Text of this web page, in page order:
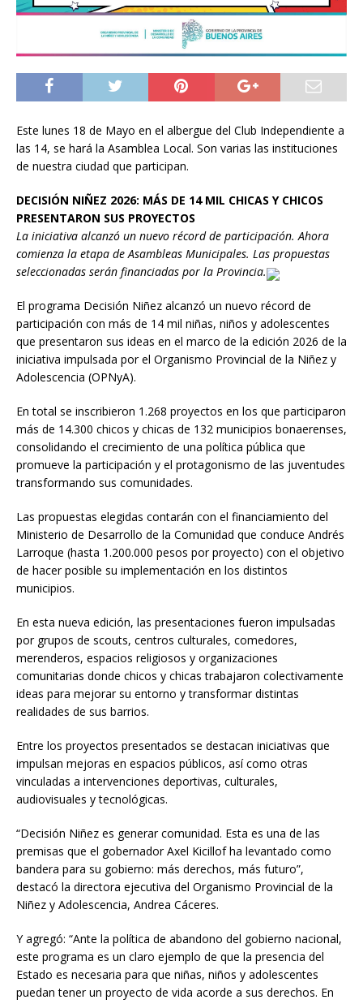
Este lunes 18 de Mayo en el albergue del Club Independiente a
las 14, se hará la Asamblea Local. Son varias las instituciones
de nuestra ciudad que participan.
DECISIÓN NIÑEZ 2026: MÁS DE 14 MIL CHICAS Y CHICOS
PRESENTARON SUS PROYECTOS
La iniciativa alcanzó un nuevo récord de participación. Ahora
comienza la etapa de Asambleas Municipales. Las propuestas
seleccionadas serán financiadas por la Provincia.
El programa Decisión Niñez alcanzó un nuevo récord de
participación con más de 14 mil niñas, niños y adolescentes
que presentaron sus ideas en el marco de la edición 2026 de la
iniciativa impulsada por el Organismo Provincial de la Niñez y
Adolescencia (OPNyA).
En total se inscribieron 1.268 proyectos en los que participaron
más de 14.300 chicos y chicas de 132 municipios bonaerenses,
consolidando el crecimiento de una política pública que
promueve la participación y el protagonismo de las juventudes
transformando sus comunidades.
Las propuestas elegidas contarán con el financiamiento del
Ministerio de Desarrollo de la Comunidad que conduce Andrés
Larroque (hasta 1.200.000 pesos por proyecto) con el objetivo
de hacer posible su implementación en los distintos
municipios.
En esta nueva edición, las presentaciones fueron impulsadas
por grupos de scouts, centros culturales, comedores,
merenderos, espacios religiosos y organizaciones
comunitarias donde chicos y chicas trabajaron colectivamente
ideas para mejorar su entorno y transformar distintas
realidades de sus barrios.
Entre los proyectos presentados se destacan iniciativas que
impulsan mejoras en espacios públicos, así como otras
vinculadas a intervenciones deportivas, culturales,
audiovisuales y tecnológicas.
“Decisión Niñez es generar comunidad. Esta es una de las
premisas que el gobernador Axel Kicillof ha levantado como
bandera para su gobierno: más derechos, más futuro”,
destacó la directora ejecutiva del Organismo Provincial de la
Niñez y Adolescencia, Andrea Cáceres.
Y agregó: “Ante la política de abandono del gobierno nacional,
este programa es un claro ejemplo de que la presencia del
Estado es necesaria para que niñas, niños y adolescentes
puedan tener un proyecto de vida acorde a sus derechos. En